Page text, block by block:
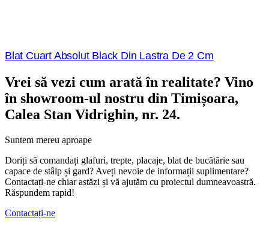
Blat Cuart Absolut Black Din Lastra De 2 Cm
Vrei să vezi cum arată în realitate? Vino
în showroom-ul nostru din Timișoara,
Calea Stan Vidrighin, nr. 24.
Suntem mereu aproape
Doriți să comandați glafuri, trepte, placaje, blat de bucătărie sau
capace de stâlp și gard? Aveți nevoie de informații suplimentare?
Contactați-ne chiar astăzi și vă ajutăm cu proiectul dumneavoastră.
Răspundem rapid!
Contactați-ne